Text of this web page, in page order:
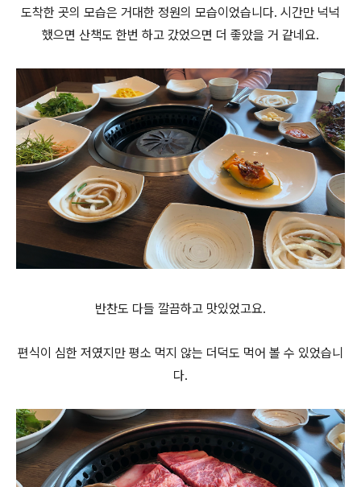
도착한 곳의 모습은 거대한 정원의 모습이었습니다. 시간만 넉넉
했으면 산책도 한번 하고 갔었으면 더 좋았을 거 같네요.
반찬도 다들 깔끔하고 맛있었고요.
편식이 심한 저였지만 평소 먹지 않는 더덕도 먹어 볼 수 있었습니
다.